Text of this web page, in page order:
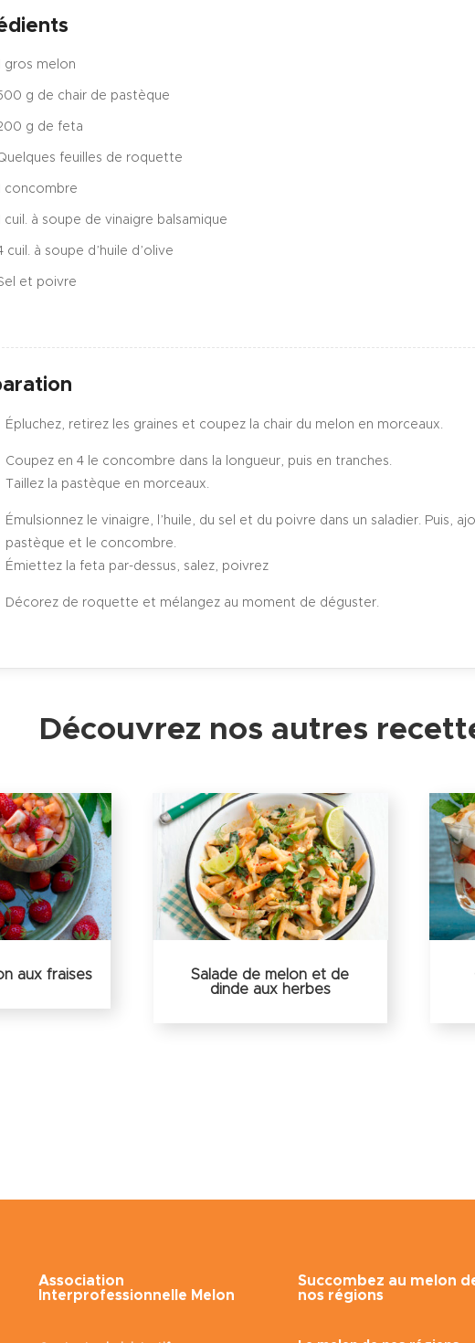
gros melon
g de chair de pastèque
g de feta
feuilles de roquette
concombre
cuil. à soupe de vinaigre balsamique
cuil. à soupe d’huile d’olive
et poivre
Épluchez, retirez les graines et coupez la chair du melon en morceaux.
Coupez en 4 le concombre dans la longueur, puis en tranches.
Taillez la pastèque en morceaux.
Émulsionnez le vinaigre, l’huile, du sel et du poivre dans un saladier. Puis,
pastèque et le concombre.
Émiettez la feta par-dessus, salez, poivrez
Décorez de roquette et mélangez au moment de déguster.
Découvrez nos autres
aux fraises
Salade de melon et de
dinde aux herbes
Association
Interprofessionnelle Melon
Succombez au melon
nos régions